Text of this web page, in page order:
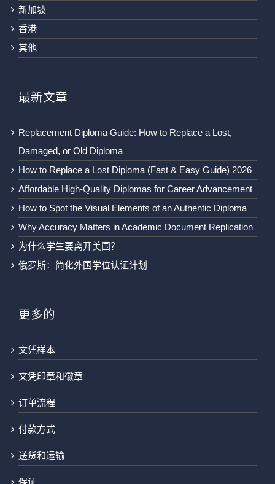
新加坡
香港
其他
最新文章
Replacement Diploma Guide: How to Replace a Lost,
Damaged, or Old Diploma
How to Replace a Lost Diploma (Fast & Easy Guide) 2026
Affordable High-Quality Diplomas for Career Advancement
How to Spot the Visual Elements of an Authentic Diploma
Why Accuracy Matters in Academic Document Replication
为什么学生要离开美国？
俄罗斯：简化外国学位认证计划
更多的
文凭样本
文凭印章和徽章
订单流程
付款方式
送货和运输
保证